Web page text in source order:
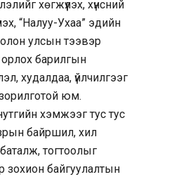
хөгжүүлэх, хүнсний
“Налуу-Ухаа” эдийн
олон улсын тээвэр
барилгын
худалдаа, үйлчилгээг
зорилготой юм.
хэмжээг тус тус
байршил, хил
тогтоолыг
зохион байгуулалтын